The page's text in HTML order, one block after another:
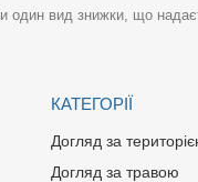
вид знижки, що
КАТЕГОРІЇ
Догляд за
Догляд за травою